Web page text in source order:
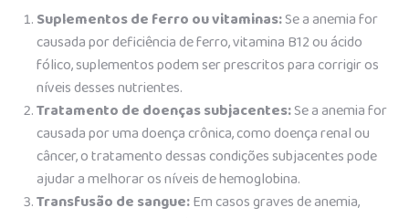
Suplementos de ferro ou vitaminas:Se a anemia for
causada por deficiência de ferro, vitamina B12 ou ácido
fólico, suplementos podem ser prescritos para corrigir os
níveis desses nutrientes.
Tratamento de doenças subjacentes:Se a anemia for
causada por uma doença crônica, como doença renal ou
câncer, o tratamento dessas condições subjacentes pode
ajudar a melhorar os níveis de hemoglobina.
Transfusão de sangue:Em casos graves de anemia,